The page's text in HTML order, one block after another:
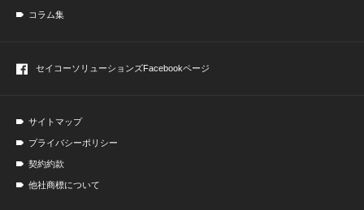
コラム集
セイコーソリューションズFacebookページ
サイトマップ
プライバシーポリシー
契約約款
他社商標について